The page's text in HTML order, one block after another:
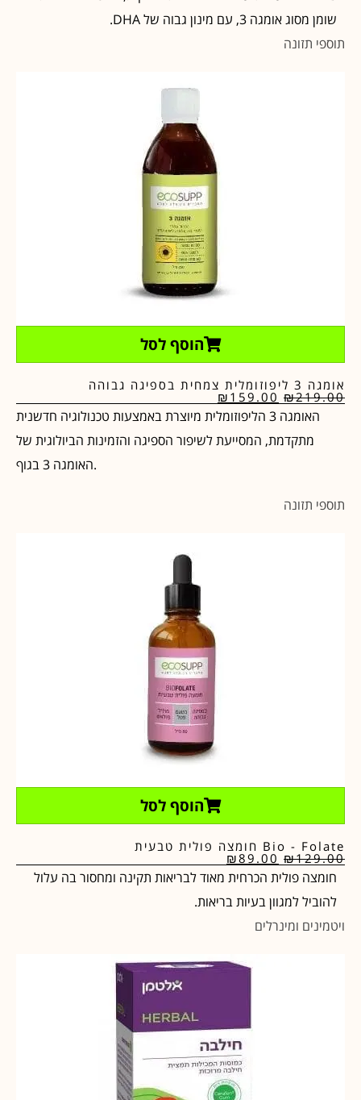
שומן מסוג אומגה 3, עם מינון גבוה של DHA.
תוספי תזונה
הוסף לסל
אומגה 3 ליפוזומלית צמחית בספיגה גבוהה
₪219.00
₪ 159.00
האומגה 3 הליפוזומלית מיוצרת באמצעות טכנולוגיה חדשנית
מתקדמת, המסייעת לשיפור הספיגה והזמינות הביולוגית של
האומגה 3 בגוף.
תוספי תזונה
הוסף לסל
Bio - Folate חומצה פולית טבעית
₪129.00
₪89.00
חומצה פולית הכרחית מאוד לבריאות תקינה ומחסור בה עלול
להוביל למגוון בעיות בריאות.
ויטמינים ומינרלים